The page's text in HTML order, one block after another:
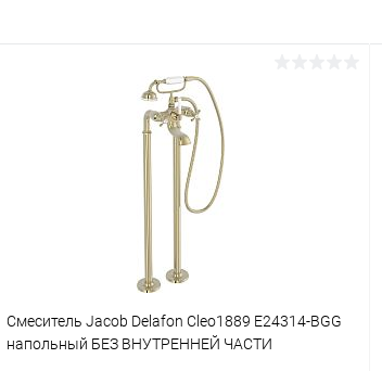
Смеситель Jacob Delafon Cleo1889 E24314-BGG
напольный БЕЗ ВНУТРЕННЕЙ ЧАСТИ